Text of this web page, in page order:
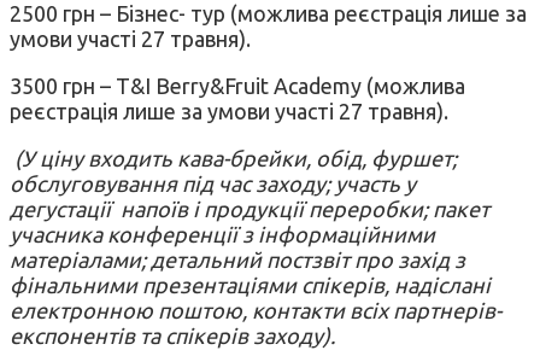
2500 грн – Бізнес- тур (можлива реєстрація лише за
умови участі 27 травня).
3500 грн – T&I Berry&Fruit Academy (можлива
реєстрація лише за умови участі 27 травня).
(У ціну входить кава-брейки, обід, фуршет;
обслуговування під час заходу; участь у
дегустації напоїв і продукції переробки; пакет
учасника конференції з інформаційними
матеріалами; детальний постзвіт про захід з
фінальними презентаціями спікерів, надіслані
електронною поштою, контакти всіх партнерів-
експонентів та спікерів заходу).